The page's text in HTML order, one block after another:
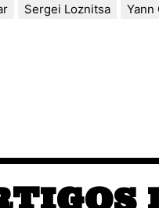
Sergei Loznitsa Yann